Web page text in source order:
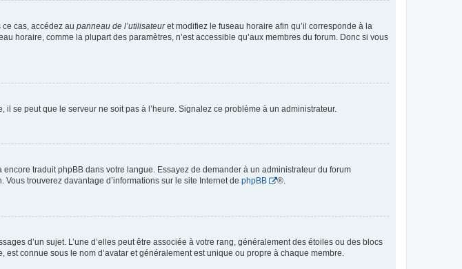
cas, accédez au panneau de l’utilisateuret modifiez le fuseau horaire afin qu’il corresponde à la
horaire, comme la plupart des paramètres, n’est accessible qu’aux membres du forum. Donc si vous
se peut que le serveur ne soit pas à l’heure. Signalez ce problème à un administrateur.
traduit phpBB dans votre langue. Essayez de demander à un administrateur du forum
trouverez davantage d’informations sur le site Internet de phpBB ®.
d’un sujet. L’une d’elles peut être associée à votre rang, généralement des étoiles ou des blocs
connue sous le nom d’avatar et généralement est unique ou propre à chaque membre.